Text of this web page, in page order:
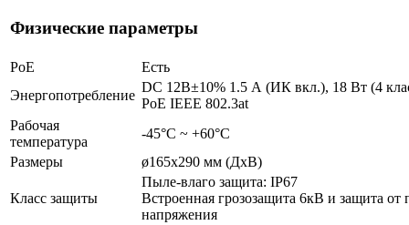
Физические параметры
PoE
Есть
Энергопотребление
DC 12В±10% 1.5 А (ИК вкл.), 18 Вт (4
PoE IEEE 802.3at
Рабочая
температура
-45°С ~ +60°С
Размеры
ø165х290 мм (ДхВ)
Класс защиты
Пыле-влаго защита: IP67
Встроенная грозозащита 6кВ и защита от
напряжения